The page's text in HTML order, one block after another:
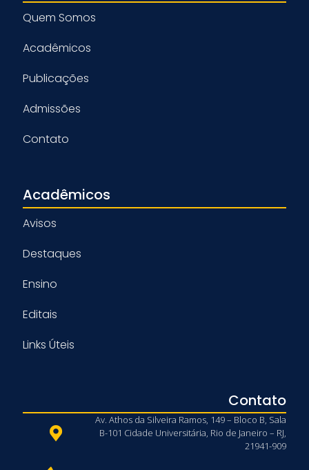
Quem Somos
Acadêmicos
Publicações
Admissões
Contato
Acadêmicos
Avisos
Destaques
Ensino
Editais
Links Úteis
Contato
Av. Athos da Silveira Ramos, 149 – Bloco B, Sala
B-101 Cidade Universitária, Rio de Janeiro – RJ,
21941-909